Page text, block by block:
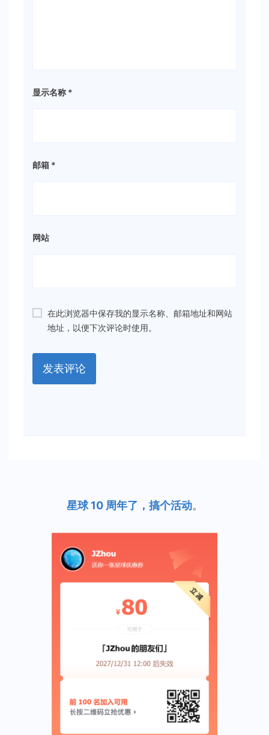
显示名称 *
邮箱 *
网站
在此浏览器中保存我的显示名称、邮箱地址和网站
地址，以便下次评论时使用。
星球 10 周年了，搞个活动。